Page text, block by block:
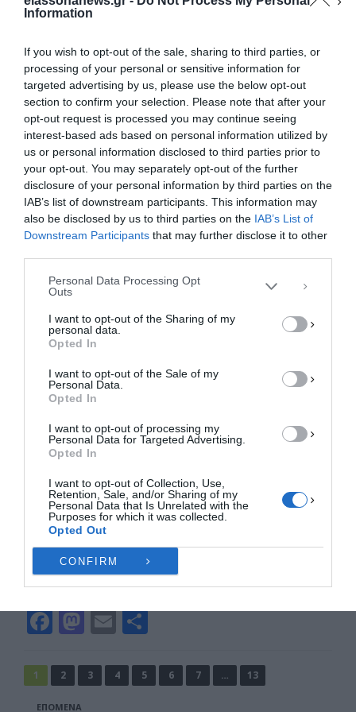
Information
If you wish to opt-out of the sale, sharing to third parties, or
processing of your personal or sensitive information for
targeted advertising by us, please use the below opt-out
section to confirm your selection. Please note that after your
opt-out request is processed you may continue seeing
interest-based ads based on personal information utilized by
us or personal information disclosed to third parties prior to
your opt-out. You may separately opt-out of the further
disclosure of your personal information by third parties on the
IAB’s list of downstream participants. This information may
also be disclosed by us to third parties on the IAB’s List of
Downstream Participants that may further disclose it to other
Personal Data Processing Opt
Outs
I want to opt-out of the Sharing of my
personal data.
Opted In
I want to opt-out of the Sale of my
Personal Data.
Opted In
I want to opt-out of processing my
Personal Data for Targeted Advertising.
Opted In
I want to opt-out of Collection, Use,
Retention, Sale, and/or Sharing of my
Personal Data that Is Unrelated with the
Purposes for which it was collected.
Opted Out
CONFIRM
Διαχείριση Συγκατάθεσης
Για να παρέχουμε την καλύτερη εμπειρία, χρησιμοποιούμε τεχνολογίες όπως
cookies για την αποθήκευση ή/και την πρόσβαση σε πληροφορίες συσκευών.
Η συγκατάθεση για τις εν λόγω τεχνολογίες θα μας επιτρέψει να
επεξεργαστούμε δεδομένα προσωπικού χαρακτήρα, όπως συμπεριφορά
συγκατάθεση ή η ανάκληση της συγκατάθεσης, μπορεί να επηρεάσει
αρνητικά ορισμένες λειτουργίες και δυνατότητες.
ΠΡΟΒΟΛΉ ΠΡΟΤΙΜΉΣΕΩΝ
Πολιτική Cookies
Καρυστιανού: Όχι δεν θα πολιτευτώ
λέγονται
Ξεκάθαρη απάντηση στις φήμες και τα
υπονοούμενα ότι θα ασχοληθεί με την πολιτική
έδωσε η Μαρία Καρυστιανού στην αποκαλυπτική
συνέντευξη που …
F
a
c
e
b
o
o
k
M
a
st
o
d
o
n
E
m
ai
l
Μ
οι
ρ
α
σ
τε
ε
ΕΛ.ΑΣ: Δεν υπάρχει πιθανότητα
παραποίησης στα βίντεο από τα
Τέμπη
Σε μια ανακοίνωση – απάντηση σε όσους
αμφισβητούν την πραγματογνωμοσύνη της ΔΕΕ
για τα βίντεο των Τεμπών, προχώρησε η
Διεύθυνση …
F
c
e
M
st
o
E
ai
l
Μ
ρ
α
Σελιδοποίηση
άρθρων
1 2 3 4 5 6 7 … 13
ΕΠΌΜΕΝΑ